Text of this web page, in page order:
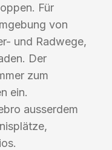
Für
von
und Radwege,
Der
zum
ein.
ausserdem